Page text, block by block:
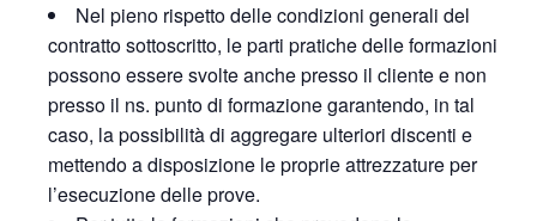
Nel pieno rispetto delle condizioni generali del
contratto sottoscritto, le parti pratiche delle formazioni
possono essere svolte anche presso il cliente e non
presso il ns. punto di formazione garantendo, in tal
caso, la possibilità di aggregare ulteriori discenti e
mettendo a disposizione le proprie attrezzature per
l’esecuzione delle prove.